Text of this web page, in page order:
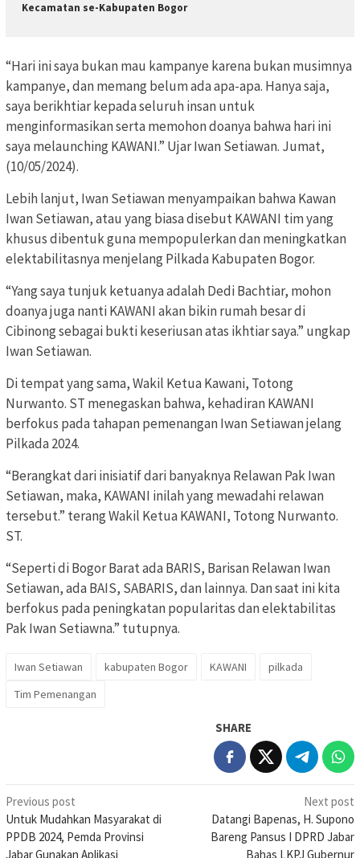
Kecamatan se-Kabupaten Bogor
“Hari ini saya bukan mau kampanye karena bukan musimnya
kampanye, dan memang belum ada apa-apa. Hanya saja,
saya berikhtiar kepada seluruh insan untuk
menginformasikan serta memohon doanya bahwa hari ini
saya melaunching KAWANI.” Ujar Iwan Setiawan. Jumat,
(10/05/2024).
Lebih lanjut, Iwan Setiawan menyampaikan bahwa Kawan
Iwan Setiawan, atau yang biasa disebut KAWANI tim yang
khusus dibentuk guna mempopulerkan dan meningkatkan
elektabilitasnya menjelang Pilkada Kabupaten Bogor.
“Yang saya tunjuk ketuanya adalah Dedi Bachtiar, mohon
doanya juga nanti KAWANI akan bikin rumah besar di
Cibinong sebagai bukti keseriusan atas ikhtiar saya.” ungkap
Iwan Setiawan.
Di tempat yang sama, Wakil Ketua Kawani, Totong
Nurwanto. ST menegaskan bahwa, kehadiran KAWANI
berfokus pada tahapan pemenangan Iwan Setiawan jelang
Pilkada 2024.
“Berangkat dari inisiatif dari banyaknya Relawan Pak Iwan
Setiawan, maka, KAWANI inilah yang mewadahi relawan
tersebut.” terang Wakil Ketua KAWANI, Totong Nurwanto.
ST.
“Seperti di Bogor Barat ada BARIS, Barisan Relawan Iwan
Setiawan, ada BAIS, SABARIS, dan lainnya. Dan saat ini kita
berfokus pada peningkatan popularitas dan elektabilitas
Pak Iwan Setiawna.” tutupnya.
Iwan Setiawan kabupaten Bogor KAWANI
pilkada
Tim Pemenangan
SHARE
Post
navigation
Previous post
Untuk Mudahkan Masyarakat di
PPDB 2024, Pemda Provinsi
Jabar Gunakan Aplikasi
Next post
Datangi Bapenas, H. Supono
Bareng Pansus I DPRD Jabar
Bahas LKPJ Gubernur